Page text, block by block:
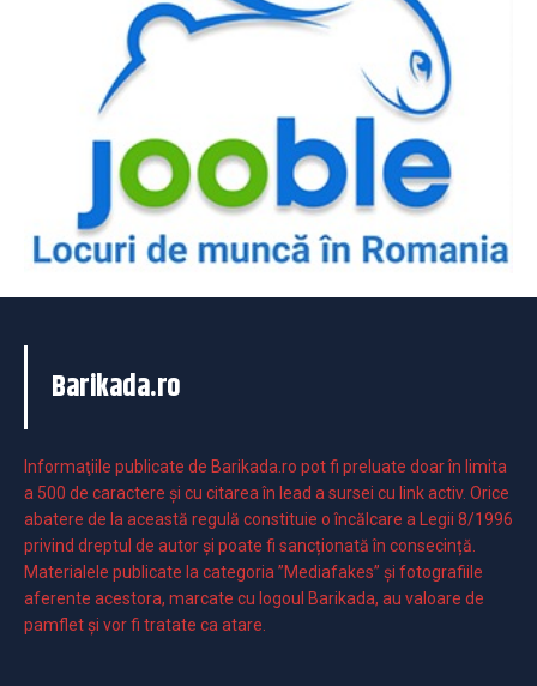
Barikada.ro
Informaţiile publicate de Barikada.ro pot fi preluate doar în limita
a 500 de caractere şi cu citarea în lead a sursei cu link activ. Orice
abatere de la această regulă constituie o încălcare a Legii 8/1996
privind dreptul de autor și poate fi sancționată în consecință.
Materialele publicate la categoria ”Mediafakes” și fotografiile
aferente acestora, marcate cu logoul Barikada, au valoare de
pamflet și vor fi tratate ca atare.